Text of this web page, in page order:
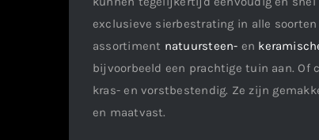
exclusieve sierbestrating in alle
assortiment natuursteen- en
bijvoorbeeld een prachtige tuin aan. Of
kras- en vorstbestendig. Ze zijn
en maatvast.